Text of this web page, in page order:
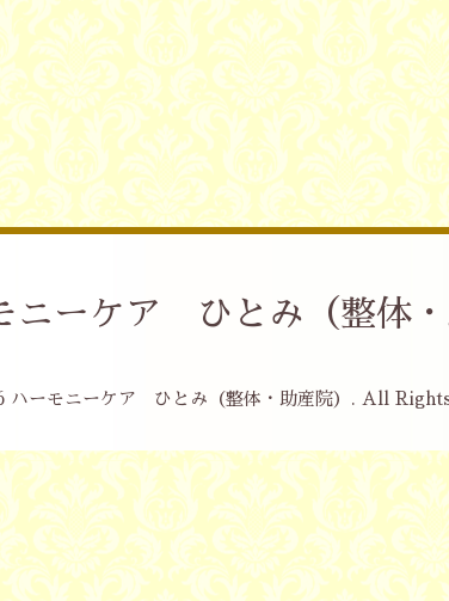
ニーケア ひとみ（整体・
ハーモニーケア ひとみ（整体・助産院） . All